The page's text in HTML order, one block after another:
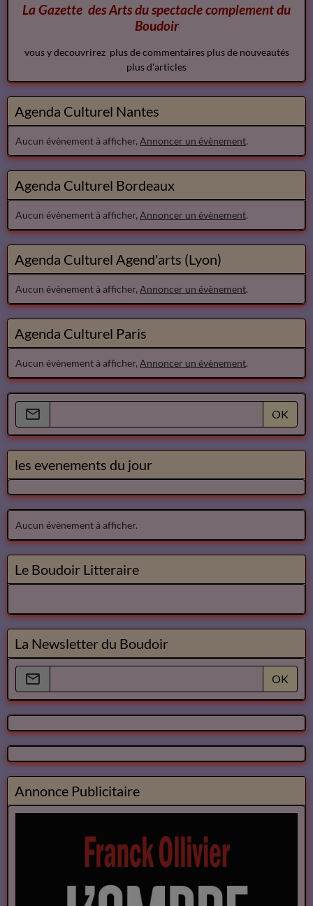
La Gazette des Arts du spectaclecomplementdu
Boudoir
vous y decouvrirez plus de commentaires plus de nouveautés
plus d'articles
Agenda Culturel Nantes
Aucun évènement à afficher, Annoncer un évènement.
Agenda Culturel Bordeaux
Aucun évènement à afficher, Annoncer un évènement.
Agenda Culturel Agend'arts (Lyon)
Aucun évènement à afficher, Annoncer un évènement.
Agenda Culturel Paris
Aucun évènement à afficher, Annoncer un évènement.
OK
les evenements du jour
Aucun évènement à afficher.
Le Boudoir Litteraire
La Newsletter du Boudoir
OK
Annonce Publicitaire